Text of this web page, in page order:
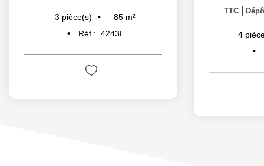
3 pièce(s) 85 m²
Réf : 4243L
TTC
4